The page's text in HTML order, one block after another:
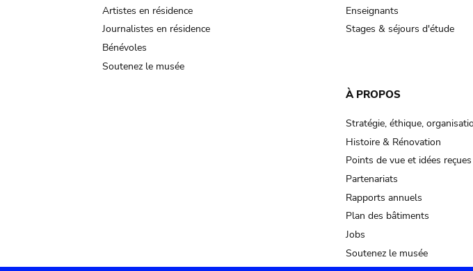
Artistes en résidence
Journalistes en résidence
Bénévoles
Soutenez le musée
Enseignants
Stages & séjours d'étude
À PROPOS
Stratégie, éthique,
Histoire & Rénovation
Points de vue et idées reçues
Partenariats
Rapports annuels
Plan des bâtiments
Jobs
Soutenez le musée